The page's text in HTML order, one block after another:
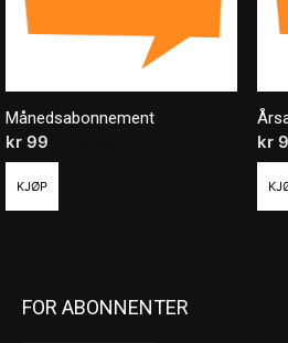
Månedsabonnement
kr 99
KJØP
kr
FOR ABONNENTER